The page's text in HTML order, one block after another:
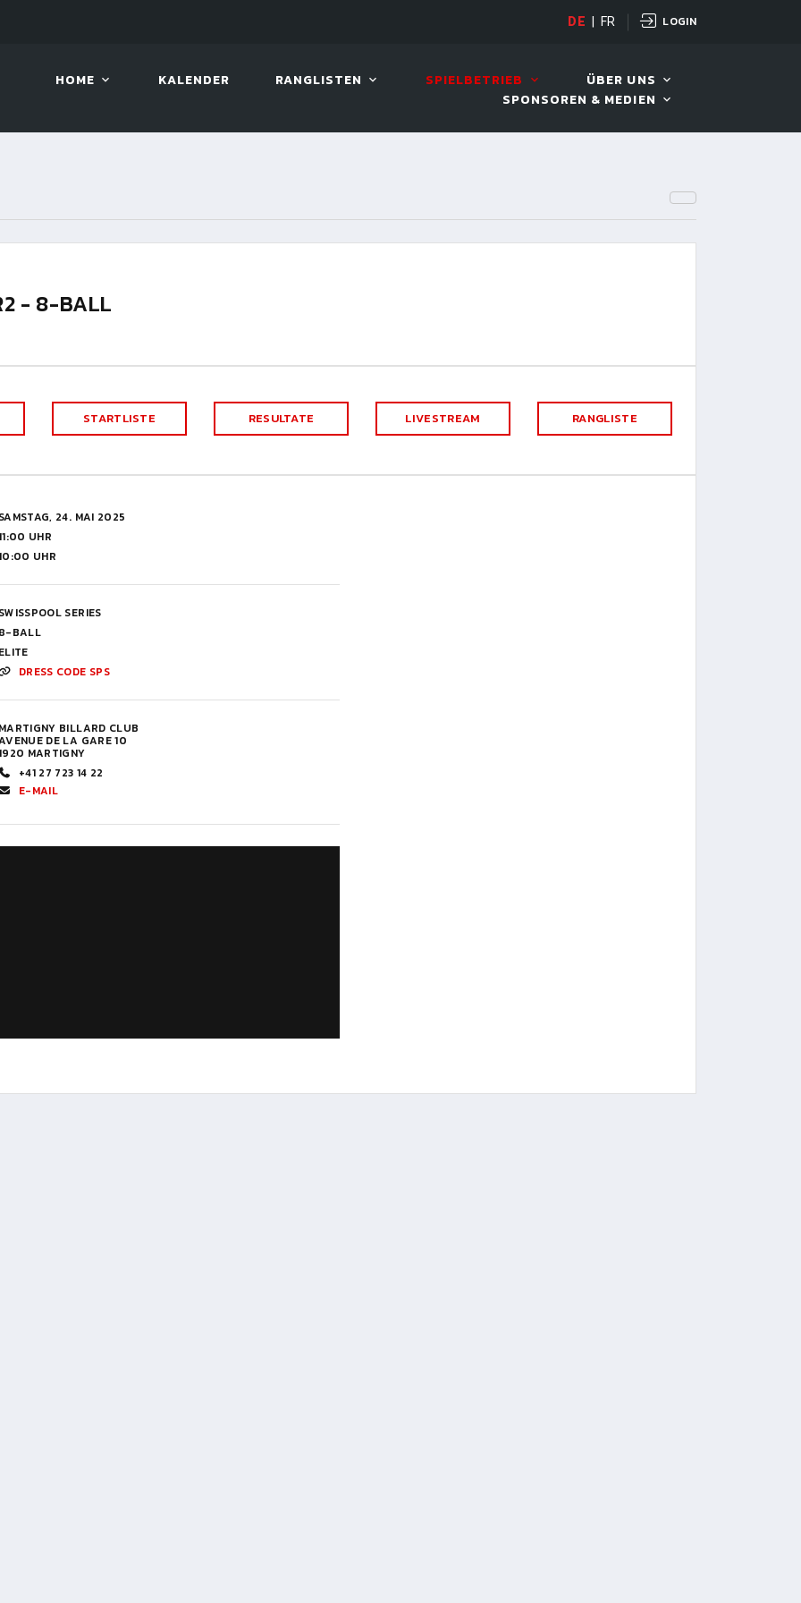
LIVE! VIVA OPEN
DE FR LOGIN
HOME KALENDER RANGLISTEN SPIELBETRIEB
ÜBER UNS
SPONSOREN & MEDIEN
- 8-BALL
STARTLISTE RESULTATE LIVESTREAM RANGLISTE
SAMSTAG, 24. MAI 2025
UHR
UHR
SWISSPOOL SERIES
8-BALL
ELITE
DRESS CODE SPS
MARTIGNY BILLARD CLUB
DE LA GARE 10
MARTIGNY
+41 27 723 14 22
E-MAIL